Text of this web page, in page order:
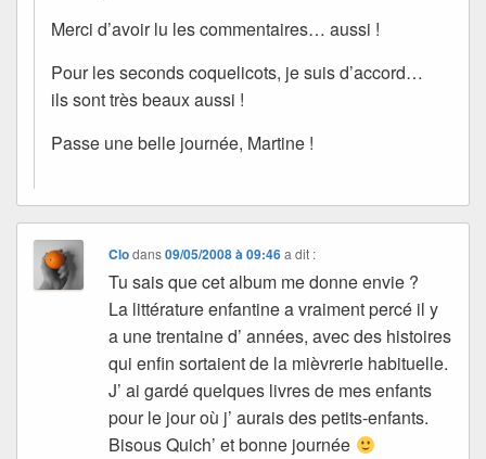
Merci d’avoir lu les commentaires… aussi !
Pour les seconds coquelicots, je suis d’accord…
ils sont très beaux aussi !
Passe une belle journée, Martine !
Clodans09/05/2008 à 09:46 a dit :
Tu sais que cet album me donne envie ?
La littérature enfantine a vraiment percé il y
a une trentaine d’ années, avec des histoires
qui enfin sortaient de la mièvrerie habituelle.
J’ ai gardé quelques livres de mes enfants
pour le jour où j’ aurais des petits-enfants.
Bisous Quich’ et bonne journée